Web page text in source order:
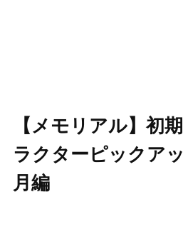
【メモリアル】初
ラクターピックア
月編